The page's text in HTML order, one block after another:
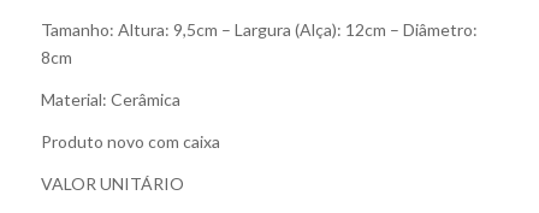
Tamanho: Altura: 9,5cm – Largura (Alça): 12cm – Diâmetro:
8cm
Material: Cerâmica
Produto novo com caixa
VALOR UNITÁRIO